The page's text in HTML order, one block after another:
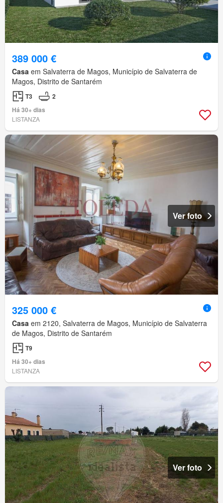
389 000 €
Casa em Salvaterra de Magos, Município de Salvaterra de
Magos, Distrito de Santarém
T3
2
Há 30+ dias
LISTANZA
Ver foto
325 000 €
Casa em 2120, Salvaterra de Magos, Município de Salvaterra
de Magos, Distrito de Santarém
T9
Há 30+ dias
LISTANZA
Ver foto